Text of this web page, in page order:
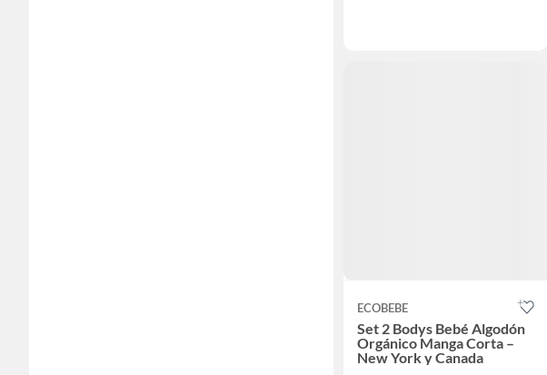
ECOBEBE
Set 2 Bodys Bebé Algodón
Orgánico Manga Corta –
New York y Canada